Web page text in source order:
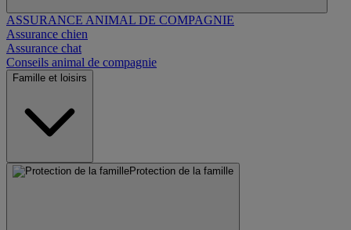
ASSURANCE ANIMAL DE COMPAGNIE
Assurance chien
Assurance chat
Conseils animal de compagnie
Famille et loisirs
Protection de la famille